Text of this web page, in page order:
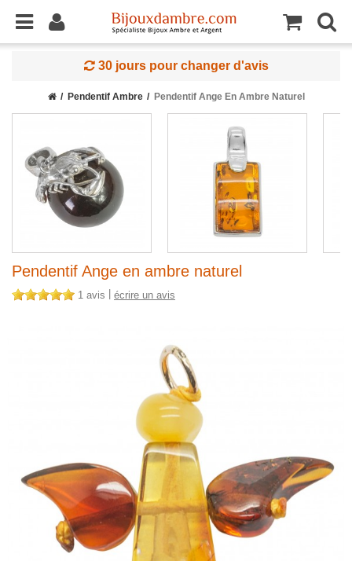
30 jours pour changer d'avis
Pendentif Ambre Pendentif Ange En Ambre Naturel
Pendentif Ange en ambre naturel
1 avis écrire un avis